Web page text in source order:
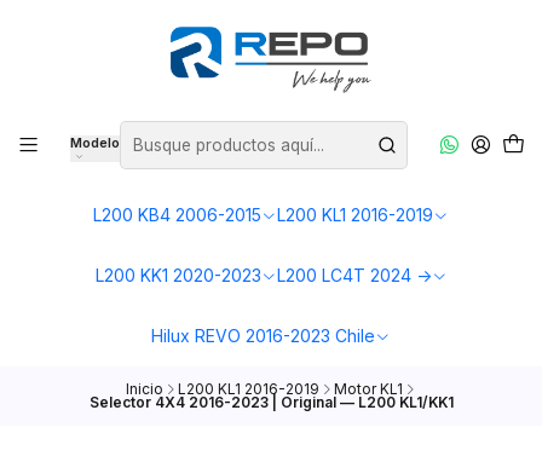
Modelo
L200 KB4 2006-2015 L200 KL1 2016-2019
L200 KK1 2020-2023 L200 LC4T 2024 ->
Hilux REVO 2016-2023 Chile
Inicio L200 KL1 2016-2019 Motor KL1
Selector 4X4 2016-2023 | Original — L200 KL1/KK1